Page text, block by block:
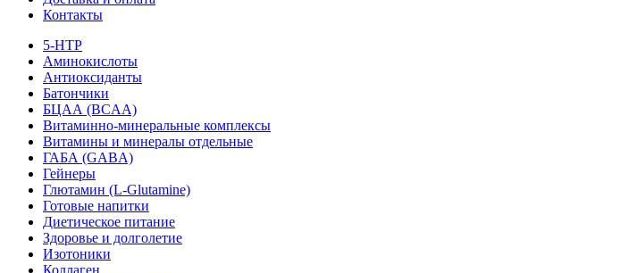
Контакты
5-HTP
Аминокислоты
Антиоксиданты
Батончики
БЦАА (BCAA)
Витаминно-минеральные комплексы
Витамины и минералы отдельные
ГАБА (GABA)
Гейнеры
Глютамин (L-Glutamine)
Готовые напитки
Диетическое питание
Здоровье и долголетие
Изотоники
Коллаген